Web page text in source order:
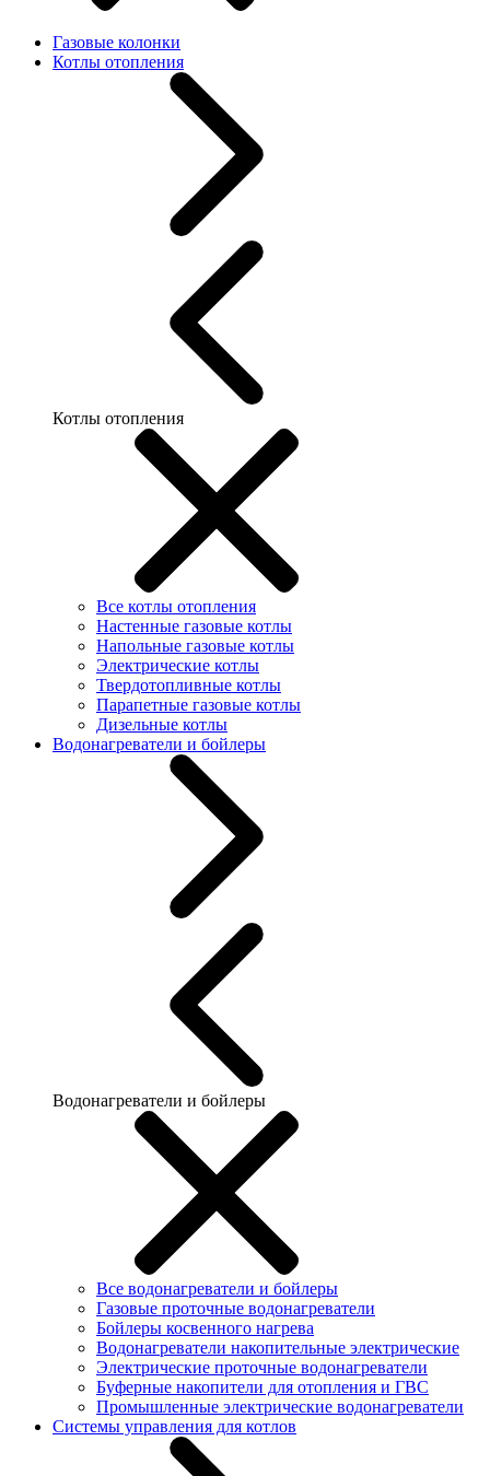
Газовые колонки
Котлы отопления
Котлы отопления
Все котлы отопления
Настенные газовые котлы
Напольные газовые котлы
Электрические котлы
Твердотопливные котлы
Парапетные газовые котлы
Дизельные котлы
Водонагреватели и бойлеры
Водонагреватели и бойлеры
Все водонагреватели и бойлеры
Газовые проточные водонагреватели
Бойлеры косвенного нагрева
Водонагреватели накопительные электрические
Электрические проточные водонагреватели
Буферные накопители для отопления и ГВС
Промышленные электрические водонагреватели
Системы управления для котлов